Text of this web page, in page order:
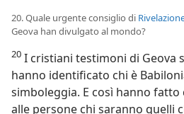
20. Quale urgente consiglio di
Geova han divulgato al mondo?
20 I cristiani testimoni di Geova
hanno identificato chi è
simboleggia. E così hanno
alle persone chi saranno quelli